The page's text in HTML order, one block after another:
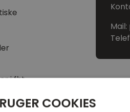
i fht
Mail:
COOKIES